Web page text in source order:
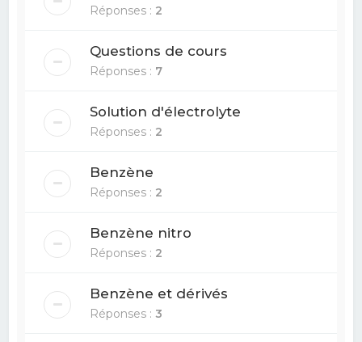
Réponses : 2
Questions de cours
Réponses : 7
Solution d'électrolyte
Réponses : 2
Benzène
Réponses : 2
Benzène nitro
Réponses : 2
Benzène et dérivés
Réponses :3